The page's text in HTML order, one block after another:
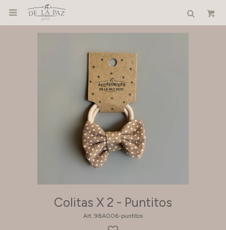

Colitas X 2 - Puntitos
98A006-puntitos